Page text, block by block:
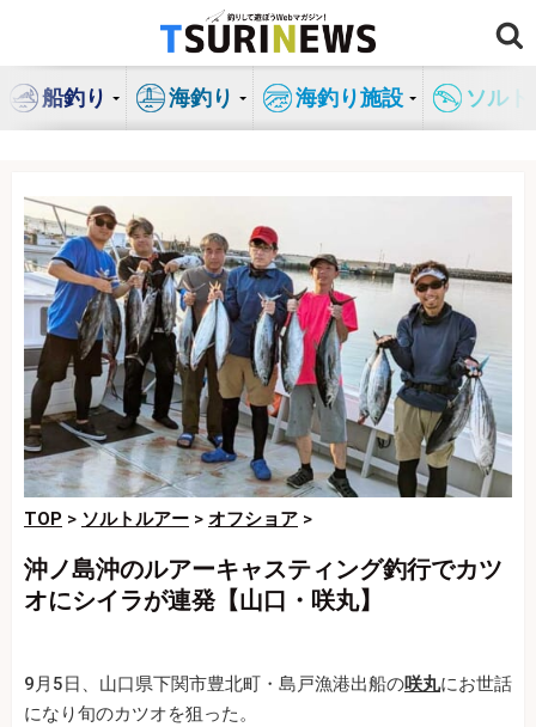
ン
船釣り 海釣り 海釣り施設 ソル
TOP > ソルトルアー > オフショア >
沖ノ島沖のルアーキャスティング釣行でカツ
オにシイラが連発【山口・咲丸】
9月5日、山口県下関市豊北町・島戸漁港出船の咲丸にお世話
になり旬のカツオを狙った。